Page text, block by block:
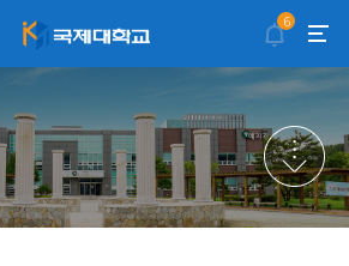
국제대학교 입학안내
학생생활관
산학협력단
교수학습지원센터
무선인터넷이용안내
증명발급사이트
6